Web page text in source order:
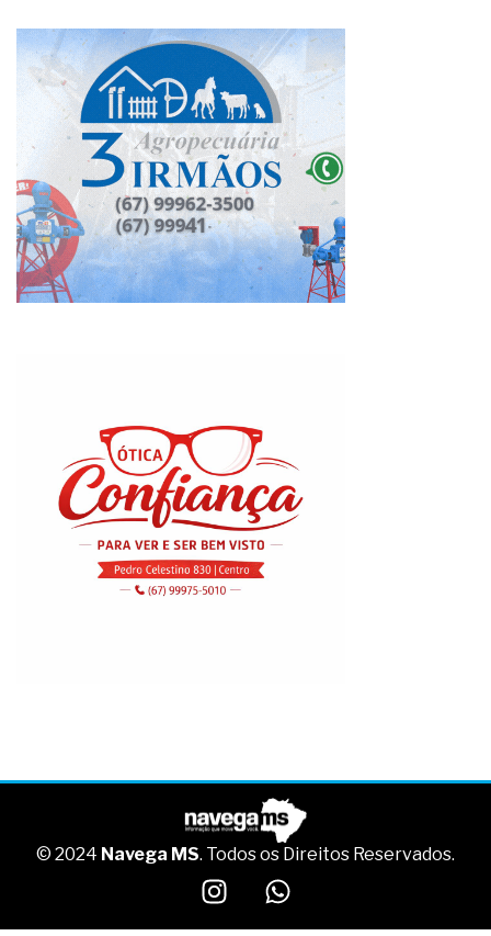
© 2024 Navega MS. Todos os Direitos Reservados.